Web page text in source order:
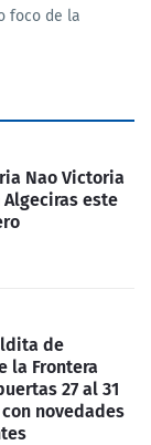
foco de la
Nao Victoria
este
de
la Frontera
27 al 31
novedades